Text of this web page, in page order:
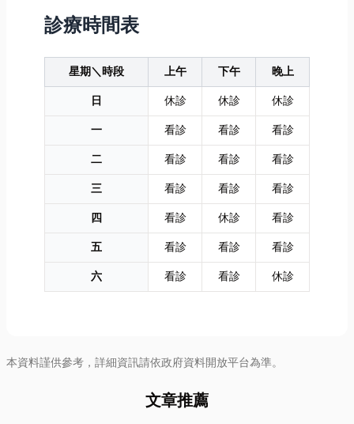
診療時間表
星期＼時段 上午 下午
晚上
日
休診 休診
休診
一
看診 看診
看診
二
看診 看診
看診
三
看診 看診
看診
四
看診 休診
看診
五
看診 看診
看診
六
看診 看診 休診
本資料謹供參考，詳細資訊請依政府資料開放平台為準。
文章推薦